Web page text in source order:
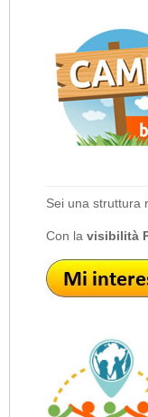
Sei una struttura
Con la visibilità